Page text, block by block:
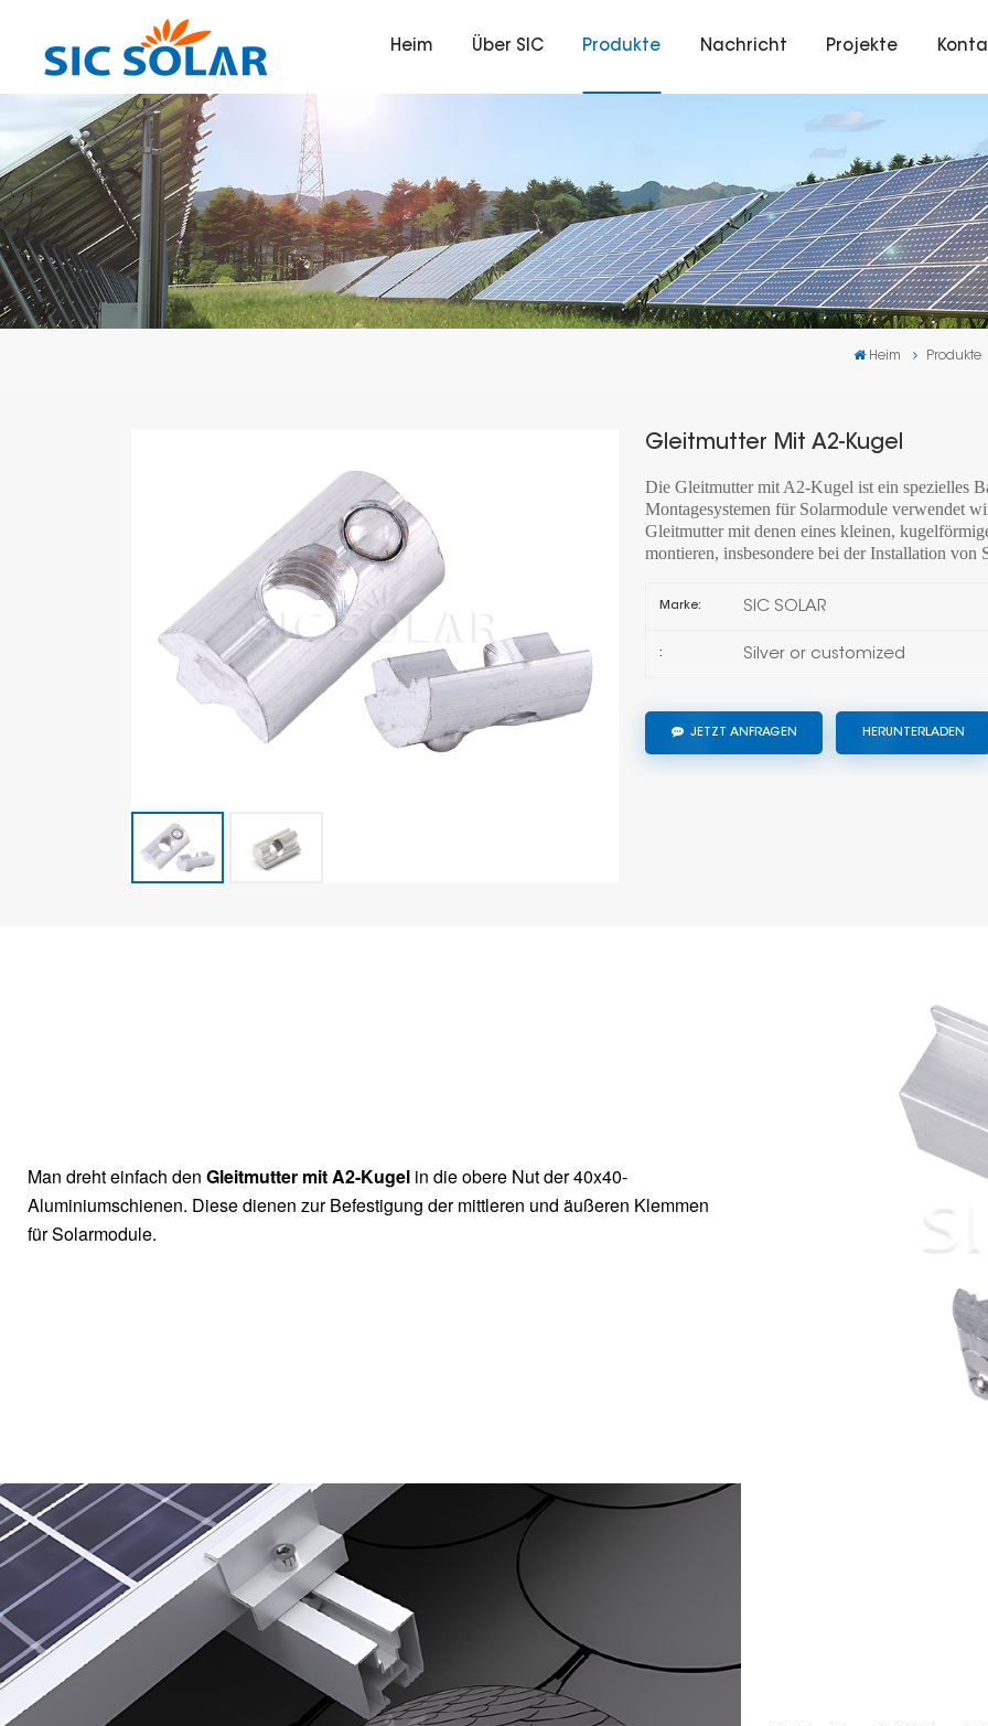
Heim Über SIC Produkte Nachricht Projekte
Heim Produkte
Gleitmutter Mit A2-Kugel
Die Gleitmutter mit A2-Kugel ist ein spezielles
Montagesystemen für Solarmodule verwendet
Gleitmutter mit denen eines kleinen,
montieren, insbesondere bei der Installation von
Marke: SIC SOLAR
: Silver or customized
JETZT ANFRAGEN HERUNTERLADEN
Man dreht einfach den Gleitmutter mit A2-Kugel in die obere Nut der 40x40-
Aluminiumschienen. Diese dienen zur Befestigung der mittleren und äußeren Klemmen
für Solarmodule.